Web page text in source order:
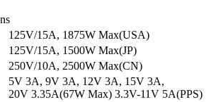
125V/15A, 1875W Max(USA)
125V/15A, 1500W Max(JP)
250V/10A, 2500W Max(CN)
5V 3A, 9V 3A, 12V 3A, 15V 3A,
20V 3.35A(67W Max) 3.3V-11V 5A(PPS)